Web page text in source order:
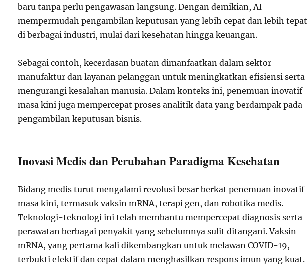
baru tanpa perlu pengawasan langsung. Dengan demikian, AI
mempermudah pengambilan keputusan yang lebih cepat dan lebih tepat
di berbagai industri, mulai dari kesehatan hingga keuangan.
Sebagai contoh, kecerdasan buatan dimanfaatkan dalam sektor
manufaktur dan layanan pelanggan untuk meningkatkan efisiensi serta
mengurangi kesalahan manusia. Dalam konteks ini, penemuan inovatif
masa kini juga mempercepat proses analitik data yang berdampak pada
pengambilan keputusan bisnis.
Inovasi Medis dan Perubahan Paradigma Kesehatan
Bidang medis turut mengalami revolusi besar berkat penemuan inovatif
masa kini, termasuk vaksin mRNA, terapi gen, dan robotika medis.
Teknologi-teknologi ini telah membantu mempercepat diagnosis serta
perawatan berbagai penyakit yang sebelumnya sulit ditangani. Vaksin
mRNA, yang pertama kali dikembangkan untuk melawan COVID-19,
terbukti efektif dan cepat dalam menghasilkan respons imun yang kuat.